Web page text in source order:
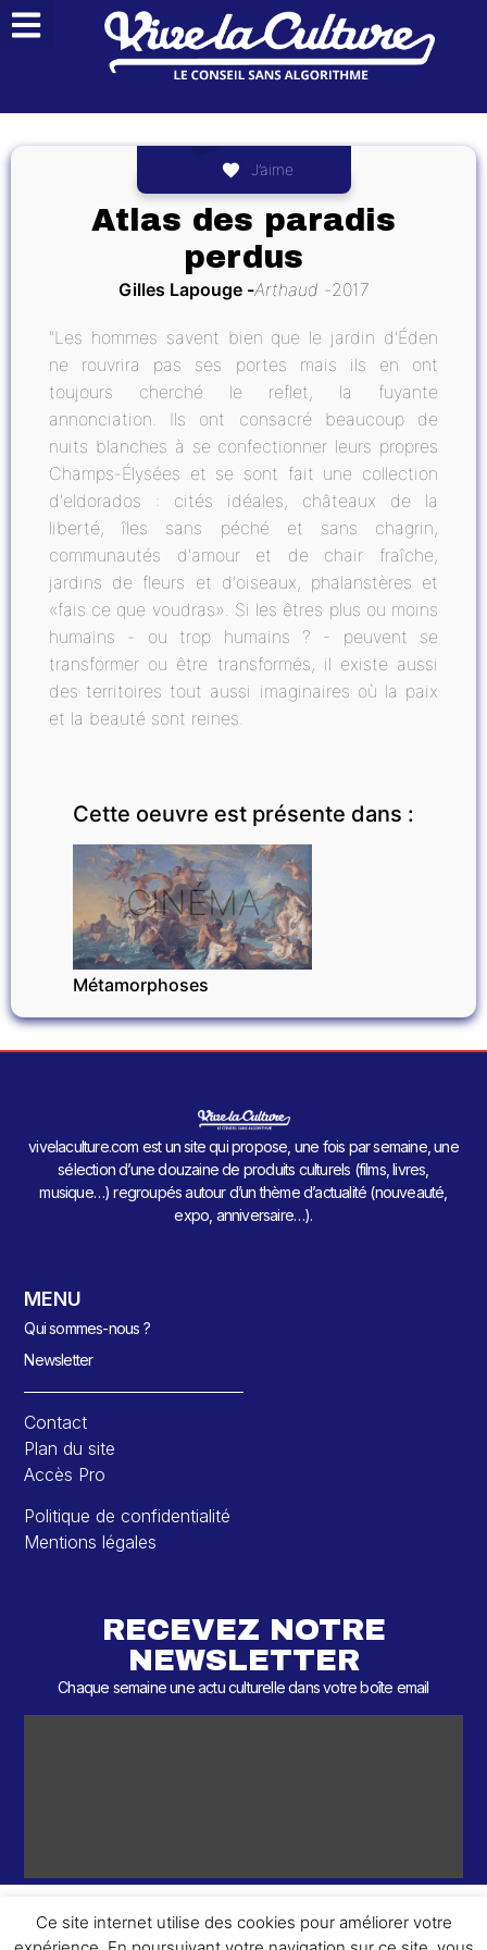
J’aime
Atlas des paradis
perdus
Gilles Lapouge Arthaud 2017
"Les hommes savent bien que le jardin d'Éden
ne rouvrira pas ses portes mais ils en ont
toujours cherché le reflet, la fuyante
annonciation. Ils ont consacré beaucoup de
nuits blanches à se confectionner leurs propres
Champs-Élysées et se sont fait une collection
d'eldorados : cités idéales, châteaux de la
liberté, îles sans péché et sans chagrin,
communautés d'amour et de chair fraîche,
jardins de fleurs et d'oiseaux, phalanstères et
«fais ce que voudras». Si les êtres plus ou moins
humains - ou trop humains ? - peuvent se
transformer ou être transformés, il existe aussi
des territoires tout aussi imaginaires où la paix
et la beauté sont reines.
Cette oeuvre est présente dans :
CINÉMA
Métamorphoses
vivelaculture.com est un site qui propose, une fois par semaine, une
sélection d’une douzaine de produits culturels (films, livres,
musique…) regroupés autour d’un thème d’actualité (nouveauté,
expo, anniversaire…).
MENU
Qui sommes-nous ?
Newsletter
Contact
Plan du site
Accès Pro
Politique de confidentialité
Mentions légales
RECEVEZ NOTRE
NEWSLETTER
Chaque semaine une actu culturelle dans votre boîte email
Ce site internet utilise des cookies pour améliorer votre